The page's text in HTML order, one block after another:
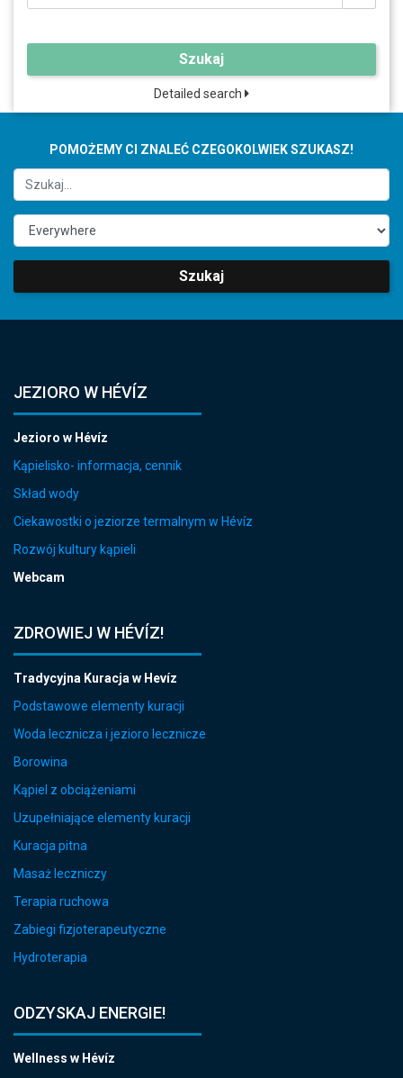
Szukaj
Detailed search
POMOŻEMY CI ZNALEĆ CZEGOKOLWIEK SZUKASZ!
Szukaj
JEZIORO W HÉVÍZ
Jezioro w Hévíz
Kąpielisko- informacja, cennik
Skład wody
Ciekawostki o jeziorze termalnym w Hévíz
Rozwój kultury kąpieli
Webcam
ZDROWIEJ W HÉVÍZ!
Tradycyjna Kuracja w Hevíz
Podstawowe elementy kuracji
Woda lecznicza i jezioro lecznicze
Borowina
Kąpiel z obciążeniami
Uzupełniające elementy kuracji
Kuracja pitna
Masaż leczniczy
Terapia ruchowa
Zabiegi fizjoterapeutyczne
Hydroterapia
ODZYSKAJ ENERGIE!
Wellness w Hévíz